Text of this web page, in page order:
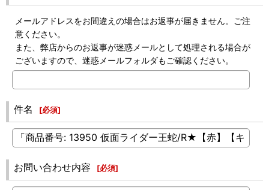
メールアドレスをお間違えの場合はお返事が届きません。ご注
意ください。
また、弊店からのお返事が迷惑メールとして処理される場合が
ございますので、迷惑メールフォルダもご確認ください。
件名 [必須]
お問い合わせ内容 [必須]